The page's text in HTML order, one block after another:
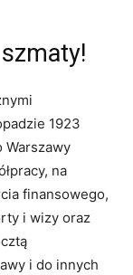
1923
Warszawy
na
finansowego,
i wizy oraz
i do innych